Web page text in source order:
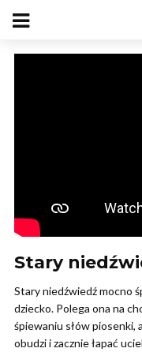
Stary
Stary niedźwiedź mocno
dziecko. Polega ona na
śpiewaniu słów piosenki,
obudzi i zacznie łapać